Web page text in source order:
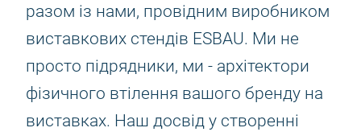
разом із нами, провідним виробником
виставкових стендів ESBAU. Ми не
просто підрядники, ми - архітектори
фізичного втілення вашого бренду на
виставках. Наш досвід у створенні